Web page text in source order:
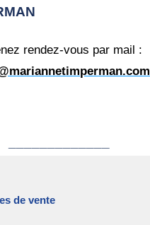
rendez-vous par mail :
de vente